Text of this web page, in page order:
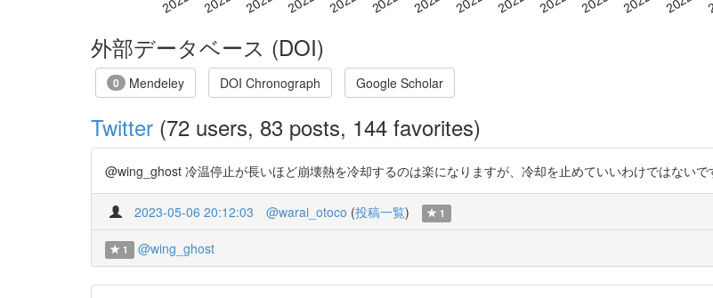
外部データベース (DOI)
0 Mendeley DOI Chronograph Google Scholar
Twitter (72 users, 83 posts, 144 favorites)
@wing_ghost 冷温停止が長いほど崩壊熱を冷却するのは楽になりますが、冷却を止めていいわけではない
2023-05-06 20:12:03 @warai_otoco (投稿一覧) 1
1 @wing_ghost